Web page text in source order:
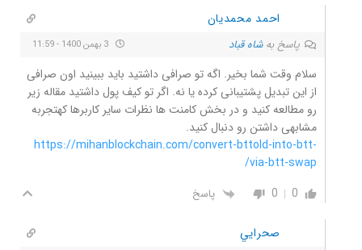
احمد محمدیان
پاسخ بهشاه قباد
سلام وقت شما بخیر. اگه تو صرافی داشتید باید ببینید اون صرافی
از این تبدیل پشتیبانی کرده یا نه. اگر تو کیف پول داشتید مقاله زیر
رو مطالعه کنید و در بخش کامنت ها نظرات سایر کاربرها کهتجربه
مشابهی داشتن رو دنبال کنید.
https://mihanblockchain.com/convert-bttold-into-btt-
via-btt-swap/
0
0 پاسخ
صحرايي